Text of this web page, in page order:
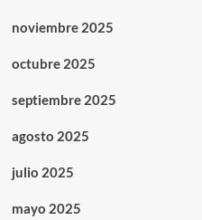
noviembre 2025
octubre 2025
septiembre 2025
agosto 2025
julio 2025
mayo 2025